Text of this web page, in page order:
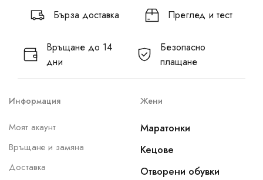
Бърза доставка Преглед и тест
Връщане до 14
дни
Безопасно
плащане
Информация
Моят акаунт
Връщане и замяна
Доставка
Жени
Маратонки
Кецове
Отворени обувки